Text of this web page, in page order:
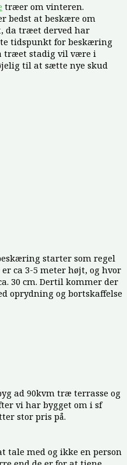
træer om vinteren.
bedst at beskære om
da træet derved har
tidspunkt for beskæring
træet stadig vil være i
til at sætte nye skud
starter som regel
ca 3-5 meter højt, og hvor
30 cm. Dertil kommer der
oprydning og bortskaffelse
ad 90kvm træ terrasse og
vi har bygget om i sf
stor pris på.
tale med og ikke en person